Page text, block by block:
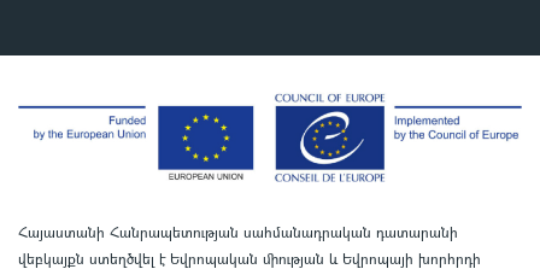
Հայաստանի Հանրապետության սահմանադրական դատարանի
վեբկայքն ստեղծվել է Եվրոպական միության և Եվրոպայի խորհրդի